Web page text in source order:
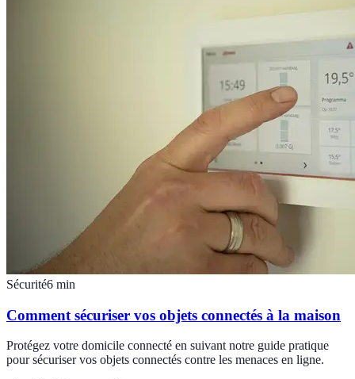
Sécurité6 min
Comment sécuriser vos objets connectés à la maison
Protégez votre domicile connecté en suivant notre guide pratique
pour sécuriser vos objets connectés contre les menaces en ligne.